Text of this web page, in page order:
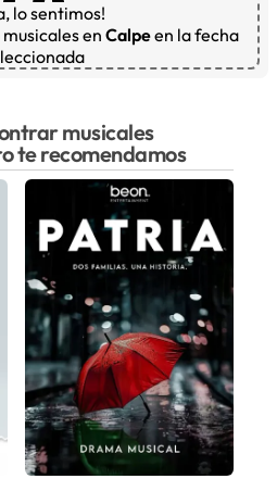
lo sentimos!
en Calpeen la fecha
musicales
te recomendamos